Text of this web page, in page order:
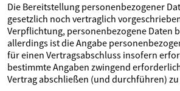
Die Bereitstellung personenbezogener
gesetzlich noch vertraglich
Verpflichtung, personenbezogene Daten
allerdings ist die Angabe
für einen Vertragsabschluss insofern
bestimmte Angaben zwingend
Vertrag abschließen (und durchführen)